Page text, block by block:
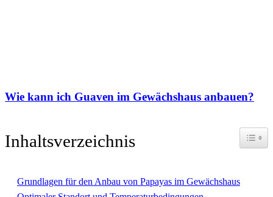
Wie kann ich Guaven im Gewächshaus anbauen?
Inhaltsverzeichnis
Grundlagen für den Anbau von Papayas im Gewächshaus